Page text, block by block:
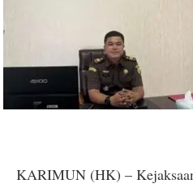
KARIMUN (HK) –